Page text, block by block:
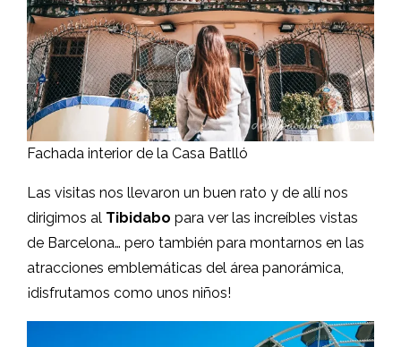
Fachada interior de la Casa Batlló
Las visitas nos llevaron un buen rato y de allí nos
dirigimos al Tibidabo para ver las increíbles vistas
de Barcelona… pero también para montarnos en las
atracciones emblemáticas del área panorámica,
¡disfrutamos como unos niños!